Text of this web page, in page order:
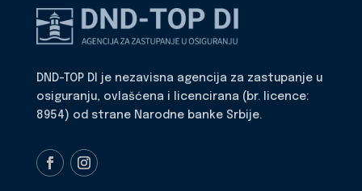
DND-TOP DI je nezavisna agencija za zastupanje u
osiguranju, ovlašćena i licencirana (br. licence:
8954) od strane Narodne banke Srbije.